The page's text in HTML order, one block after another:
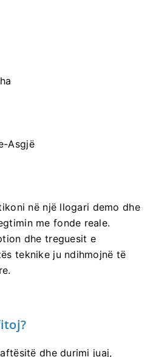
Asgjë
në një llogari demo dhe
me fonde reale.
dhe treguesit e
teknike ju ndihmojnë të
dhe durimi juaj,